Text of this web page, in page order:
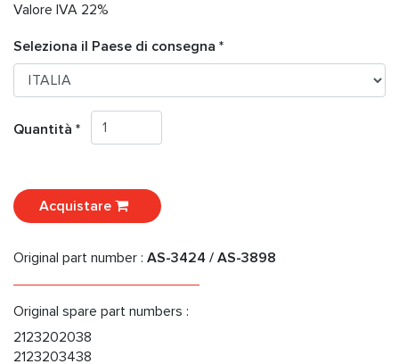
Valore IVA 22%
Seleziona il Paese di consegna *
Quantità *
Acquistare
Original part number : AS-3424 / AS-3898
Original spare part numbers :
2123202038
2123203438